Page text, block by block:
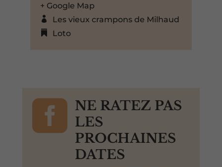
+ Google Map
Les vieux crampons de Milhaud
Loto

NE RATEZ PAS
LES
PROCHAINES
DATES